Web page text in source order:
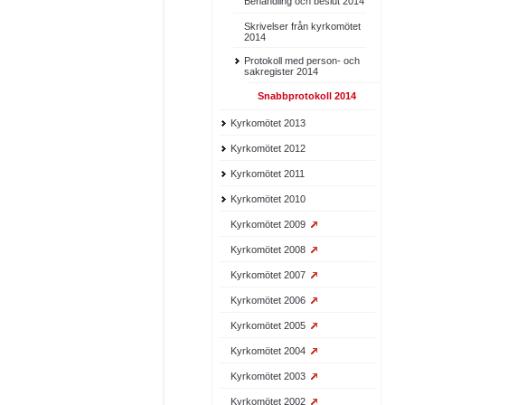
Skrivelser från kyrkomötet
2014
Protokoll med person- och
sakregister 2014
Snabbprotokoll 2014
Kyrkomötet 2013
Kyrkomötet 2012
Kyrkomötet 2011
Kyrkomötet 2010
Kyrkomötet 2009
Kyrkomötet 2008
Kyrkomötet 2007
Kyrkomötet 2006
Kyrkomötet 2005
Kyrkomötet 2004
Kyrkomötet 2003
Kyrkomötet 2002